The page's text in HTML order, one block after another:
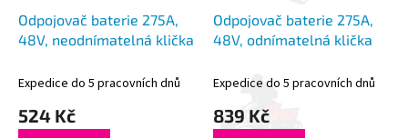
Odpojovač baterie 275A,
48V, neodnímatelná klička
Expedice do 5 pracovních dnů
524 Kč
Odpojovač baterie 275A,
48V, odnímatelná klička
Expedice do 5 pracovních dnů
839 Kč